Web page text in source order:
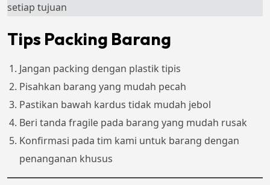
setiap tujuan
Tips Packing Barang
Jangan packing dengan plastik tipis
Pisahkan barang yang mudah pecah
Pastikan bawah kardus tidak mudah jebol
Beri tanda fragile pada barang yang mudah rusak
Konfirmasi pada tim kami untuk barang dengan
penanganan khusus